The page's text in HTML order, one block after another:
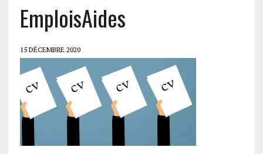
EmploisAides
15 DÉCEMBRE 2020